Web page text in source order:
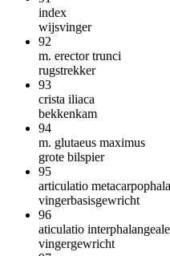
index
wijsvinger
92
m. erector trunci
rugstrekker
93
crista iliaca
bekkenkam
94
m. glutaeus maximus
grote bilspier
95
articulatio
vingerbasisgewricht
96
aticulatio
vingergewricht